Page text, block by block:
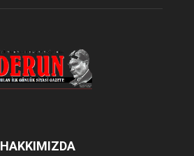
HAKKIMIZDA